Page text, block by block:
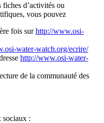
d’activités ou
vous pouvez
fois surhttp://www.osi-
water-watch.org/ecrire/
http://www.osi-water-
de la communauté des
sociaux :